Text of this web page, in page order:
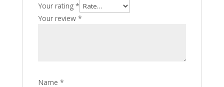
Your rating *
Your review *
Name *